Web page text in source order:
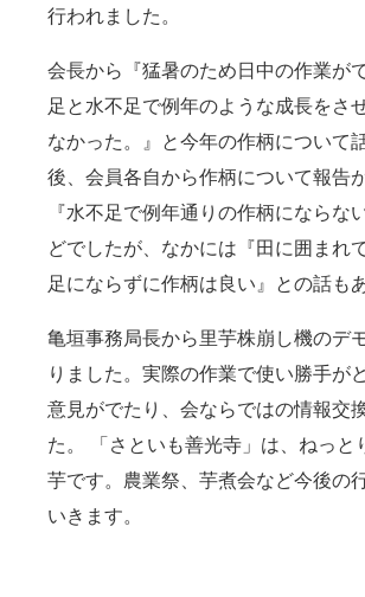
行われました。
会長から『猛暑のため日中の作業が
足と水不足で例年のような成長をさ
なかった。』と今年の作柄について
後、会員各自から作柄について報告
『水不足で例年通りの作柄にならな
どでしたが、なかには『田に囲まれ
足にならずに作柄は良い』との話も
亀垣事務局長から里芋株崩し機のデ
りました。実際の作業で使い勝手が
意見がでたり、会ならではの情報交
た。 「さといも善光寺」は、ねっと
芋です。農業祭、芋煮会など今後の
いきます。